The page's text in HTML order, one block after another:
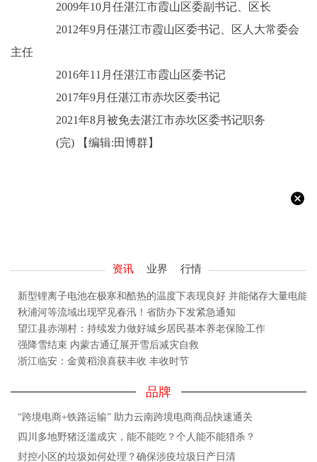
2009年10月任湛江市霞山区委副书记、区长
2012年9月任湛江市霞山区委书记、区人大常委会
主任
2016年11月任湛江市霞山区委书记
2017年9月任湛江市赤坎区委书记
2021年8月被免去湛江市赤坎区委书记职务
(完)
【编辑:田博群】
资讯 业界 行情
新型锂离子电池在极寒和酷热的温度下表现良好 并能储存大量电能
秋浦河等流域出现罕见春汛！省防办下发紧急通知
望江县赤湖村：持续发力做好城乡居民基本养老保险工作
强降雪结束 内蒙古通辽展开雪后减灾自救
浙江临安：金黄稻浪喜获丰收 丰收时节
品牌
“跨境电商+铁路运输” 助力云南跨境电商商品快速通关
四川多地野猪泛滥成灾，能不能吃？个人能不能猎杀？
封控小区的垃圾如何处理？确保涉疫垃圾日产日清